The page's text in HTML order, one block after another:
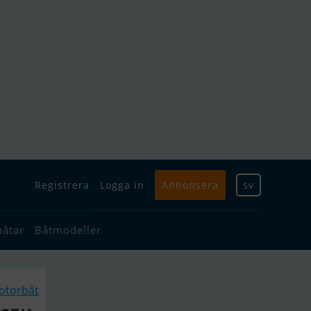
Registrera Logga in Annonsera sv
Båtmodeller